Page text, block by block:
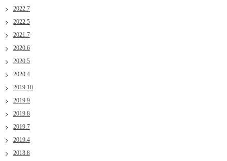
2022.7
2022.5
2021.7
2020.6
2020.5
2020.4
2019.10
2019.9
2019.8
2019.7
2019.4
2018.8